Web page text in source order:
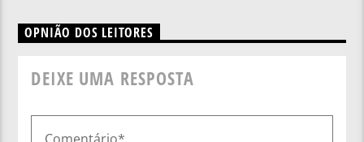
OPNIÃO DOS LEITORES
DEIXE UMA RESPOSTA